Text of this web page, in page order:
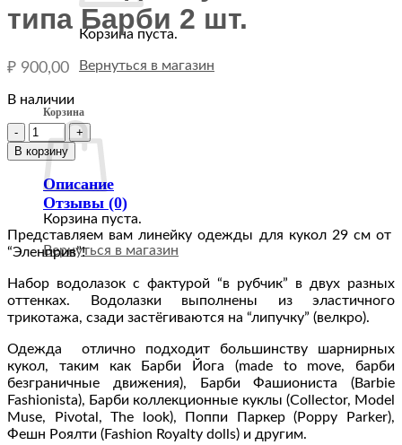
Корзина пуста.
Вернуться в магазин
Корзина
Корзина пуста.
Вернуться в магазин
типа Барби 2 шт.
₽ 900,00
В наличии
Количество
товара
FA-
016-
Набор
водолазок
в
серый
и
светло-
меланж
для
кукол
29
см
типа
В корзину
Описание
Отзывы (0)
Представляем вам линейку одежды для кукол 29 см от
“Эленприв”!
Набор водолазок с фактурой “в рубчик” в двух разных
оттенках. Водолазки выполнены из эластичного
трикотажа, сзади застёгиваются на “липучку” (велкро).
Одежда отлично подходит большинству шарнирных
кукол, таким как Барби Йога (made to move, барби
безграничные движения), Барби Фашиониста (Barbie
Fashionista), Барби коллекционные куклы (Collector, Model
Muse, Pivotal, The look), Поппи Паркер (Poppy Parker),
Фешн Роялти (Fashion Royalty dolls) и другим.